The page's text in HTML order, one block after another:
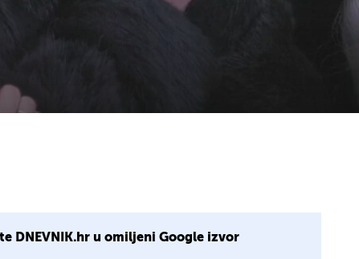
DNEVNIK.hr u omiljeni Google izvor